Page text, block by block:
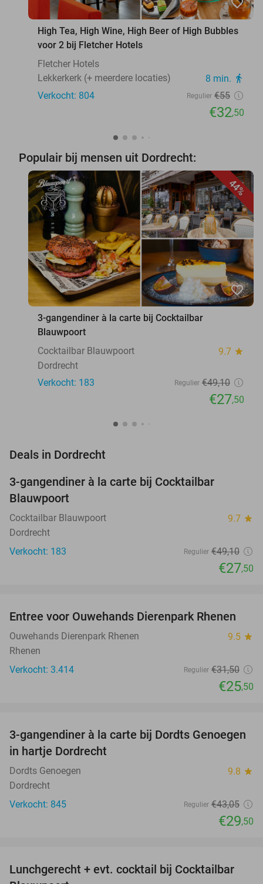
favorite_border
High Tea, High Wine, High Beer of High Bubbles
voor 2 bij Fletcher Hotels
Fletcher Hotels
Lekkerkerk (+ meerdere locaties)
8 min. directions_walk
Verkocht: 804 Regulier €55
€32,50
Populair bij mensen uit Dordrecht:
44%
favorite_border
3-gangendiner à la carte bij Cocktailbar
Blauwpoort
Cocktailbar Blauwpoort
9.7 star
Dordrecht
Verkocht: 183
Regulier €49,10
€27,50
Deals in Dordrecht
3-gangendiner à la carte bij Cocktailbar
Blauwpoort
Cocktailbar Blauwpoort 9.7 star
Dordrecht
Verkocht: 183
Regulier €49,10
€27,50
19%
Entree voor Ouwehands Dierenpark Rhenen
Ouwehands Dierenpark Rhenen 9.5 star
Rhenen
Verkocht: 3.414
Regulier €31,50
€25,50
31%
3-gangendiner à la carte bij Dordts Genoegen
in hartje Dordrecht
Dordts Genoegen 9.8 star
Dordrecht
Verkocht: 845
Regulier €43,05
€29,50
34%
Lunchgerecht + evt. cocktail bij Cocktailbar